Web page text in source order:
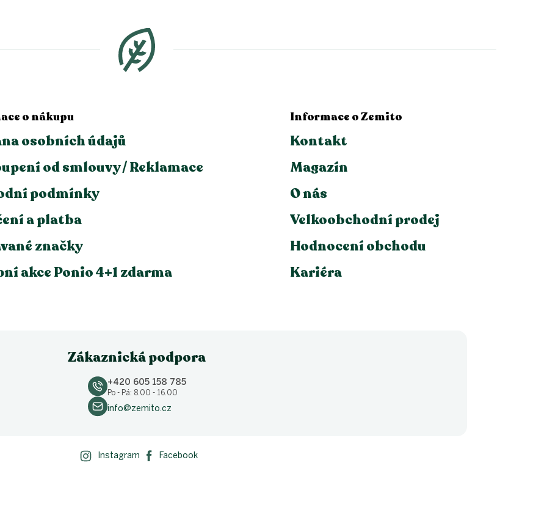
o nákupu
osobních údajů
od smlouvy / Reklamace
podmínky
a platba
značky
akce Ponio 4+1 zdarma
Informace o Zemito
Kontakt
Magazín
O nás
Velkoobchodní prodej
Hodnocení obchodu
Kariéra
Zákaznická podpora
+420 605 158 785
Po - Pá: 8.00 - 16.00
info@zemito.cz
Instagram Facebook